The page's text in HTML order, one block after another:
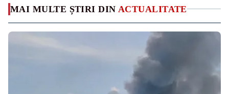
MAI MULTE ȘTIRI DIN ACTUALITATE